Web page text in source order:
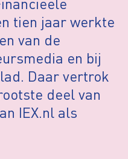
tien jaar werkte
van de
en bij
Daar vertrok
deel van
IEX.nl als